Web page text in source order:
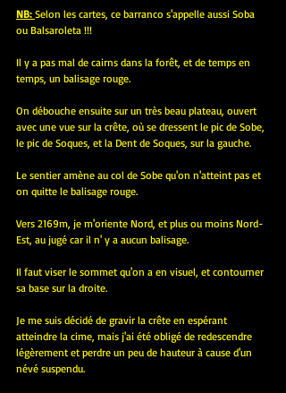
NB: Selon les cartes, ce barranco s'appelle aussi Soba
ou Balsaroleta !!!
Il y a pas mal de cairns dans la forêt, et de temps en
temps, un balisage rouge.
On débouche ensuite sur un très beau plateau, ouvert
avec une vue sur la crête, où se dressent le pic de Sobe,
le pic de Soques, et la Dent de Soques, sur la gauche.
Le sentier amène au col de Sobe qu'on n'atteint pas et
on quitte le balisage rouge.
Vers 2169m, je m'oriente Nord, et plus ou moins Nord-
Est, au jugé car il n' y a aucun balisage.
Il faut viser le sommet qu'on a en visuel, et contourner
sa base sur la droite.
Je me suis décidé de gravir la crête en espérant
atteindre la cime, mais j'ai été obligé de redescendre
légèrement et perdre un peu de hauteur à cause d'un
névé suspendu.